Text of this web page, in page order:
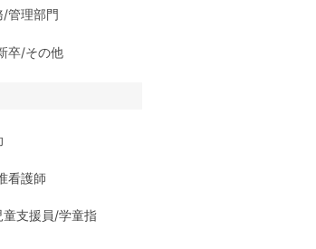
/管理部門
卒/その他
看護師
童支援員/学童指